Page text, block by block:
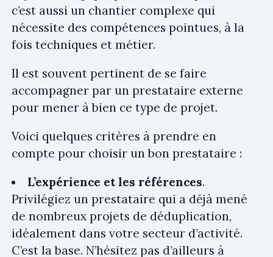
c’est aussi un chantier complexe qui
nécessite des compétences pointues, à la
fois techniques et métier.
Il est souvent pertinent de se faire
accompagner par un prestataire externe
pour mener à bien ce type de projet.
Voici quelques critères à prendre en
compte pour choisir un bon prestataire :
L’expérience et les références.
Privilégiez un prestataire qui a déjà mené
de nombreux projets de déduplication,
idéalement dans votre secteur d’activité.
C’est la base. N’hésitez pas d’ailleurs à